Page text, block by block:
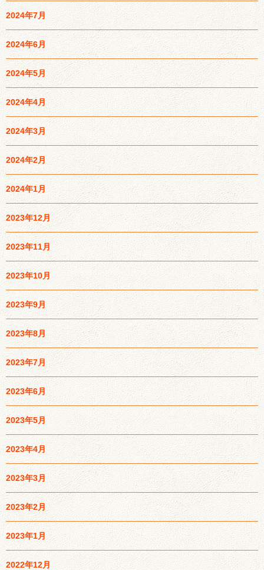
2024年7月
2024年6月
2024年5月
2024年4月
2024年3月
2024年2月
2024年1月
2023年12月
2023年11月
2023年10月
2023年9月
2023年8月
2023年7月
2023年6月
2023年5月
2023年4月
2023年3月
2023年2月
2023年1月
2022年12月